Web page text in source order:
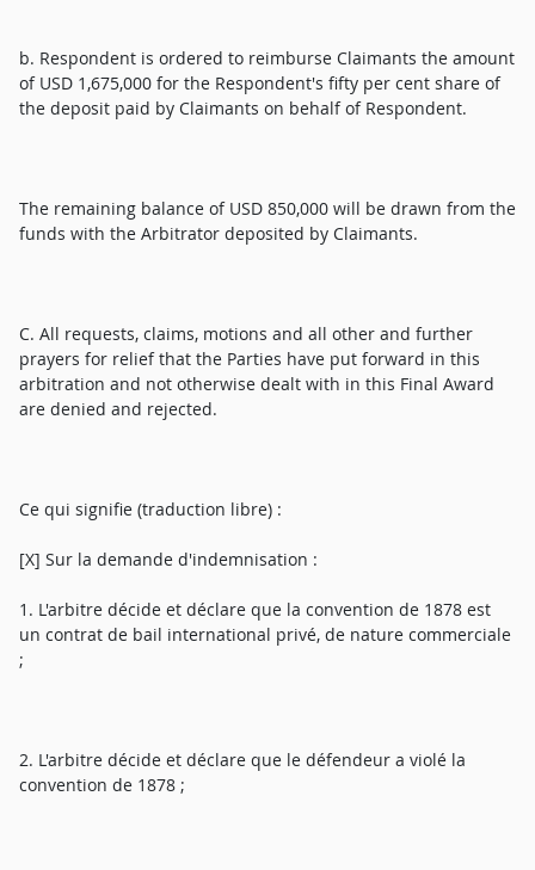
b. Respondent is ordered to reimburse Claimants the amount
of USD 1,675,000 for the Respondent's fifty per cent share of
the deposit paid by Claimants on behalf of Respondent.
The remaining balance of USD 850,000 will be drawn from the
funds with the Arbitrator deposited by Claimants.
C. All requests, claims, motions and all other and further
prayers for relief that the Parties have put forward in this
arbitration and not otherwise dealt with in this Final Award
are denied and rejected.
Ce qui signifie (traduction libre) :
[X] Sur la demande d'indemnisation :
1. L'arbitre décide et déclare que la convention de 1878 est
un contrat de bail international privé, de nature commerciale
;
2. L'arbitre décide et déclare que le défendeur a violé la
convention de 1878 ;